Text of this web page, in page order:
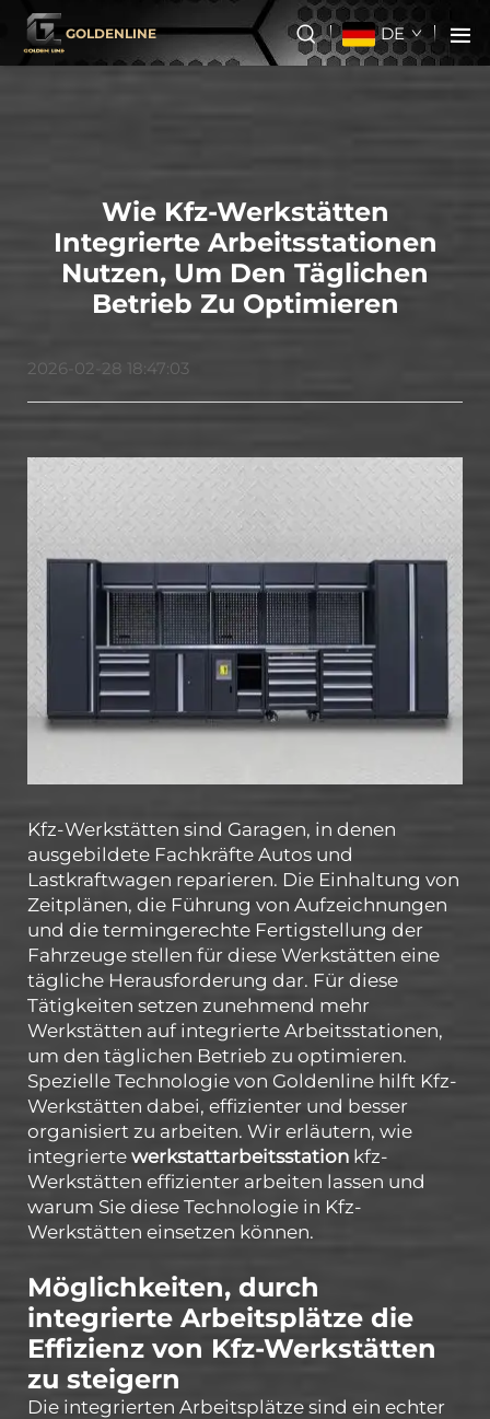
GOLDENLINE DE
Wie Kfz-Werkstätten
Integrierte Arbeitsstationen
Nutzen, Um Den Täglichen
Betrieb Zu Optimieren
2026-02-28 18:47:03
Kfz-Werkstätten sind Garagen, in denen
ausgebildete Fachkräfte Autos und
Lastkraftwagen reparieren. Die Einhaltung von
Zeitplänen, die Führung von Aufzeichnungen
und die termingerechte Fertigstellung der
Fahrzeuge stellen für diese Werkstätten eine
tägliche Herausforderung dar. Für diese
Tätigkeiten setzen zunehmend mehr
Werkstätten auf integrierte Arbeitsstationen,
um den täglichen Betrieb zu optimieren.
Spezielle Technologie von Goldenline hilft Kfz-
Werkstätten dabei, effizienter und besser
organisiert zu arbeiten. Wir erläutern, wie
integrierte werkstattarbeitsstation kfz-
Werkstätten effizienter arbeiten lassen und
warum Sie diese Technologie in Kfz-
Werkstätten einsetzen können.
Möglichkeiten, durch
integrierte Arbeitsplätze die
Effizienz von Kfz-Werkstätten
zu steigern
Die integrierten Arbeitsplätze sind ein echter